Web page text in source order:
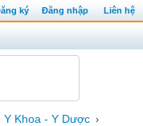
ký Đăng nhập Liên hệ
Y Khoa - Y Dược ›